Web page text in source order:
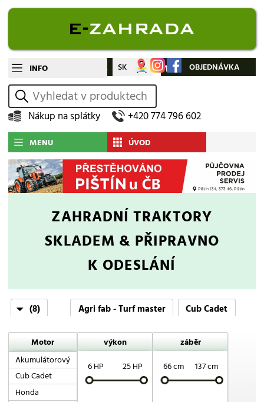
INFO CZ SK Můj účet OBJEDNÁVKA
vyhledat
Nákup na splátky +420 774 796 602
MENU ÚVOD
ZAHRADNÍ TRAKTORY
SKLADEM & PŘIPRAVNO
K ODESLÁNÍ
(8) Agri fab - Turf master
Cub Cadet
EGO
Honda Mtd Stiga
Vares
VeGA
Motor
Akumulátorový
Cub Cadet
Honda
výkon
6 HP
25 HP
záběr
66 cm
137 cm